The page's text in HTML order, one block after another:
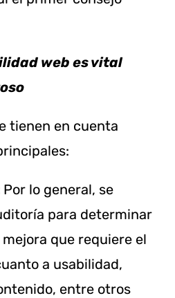
web es vital
tienen en cuenta
Por lo general, se
para determinar
que requiere el
a usabilidad,
entre otros